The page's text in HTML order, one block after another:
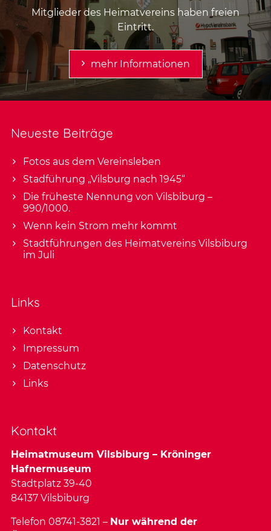
Mitglieder des Heimatvereins haben freien
Eintritt.
mehr Informationen
Neueste Beiträge
Fotos aus dem Vereinsleben
Stadführung „Vilsburg nach 1945“
Die früheste Nennung von Vilsbiburg –
990/1000.
Wenn kein Strom mehr kommt
Stadtführungen des Heimatvereins Vilsbiburg
im Juli
Links
Kontakt
Impressum
Datenschutz
Links
Kontakt
Heimatmuseum Vilsbiburg – Kröninger
Hafnermuseum
Stadtplatz 39-40
84137 Vilsbiburg
Telefon 08741-3821 – Nur während der